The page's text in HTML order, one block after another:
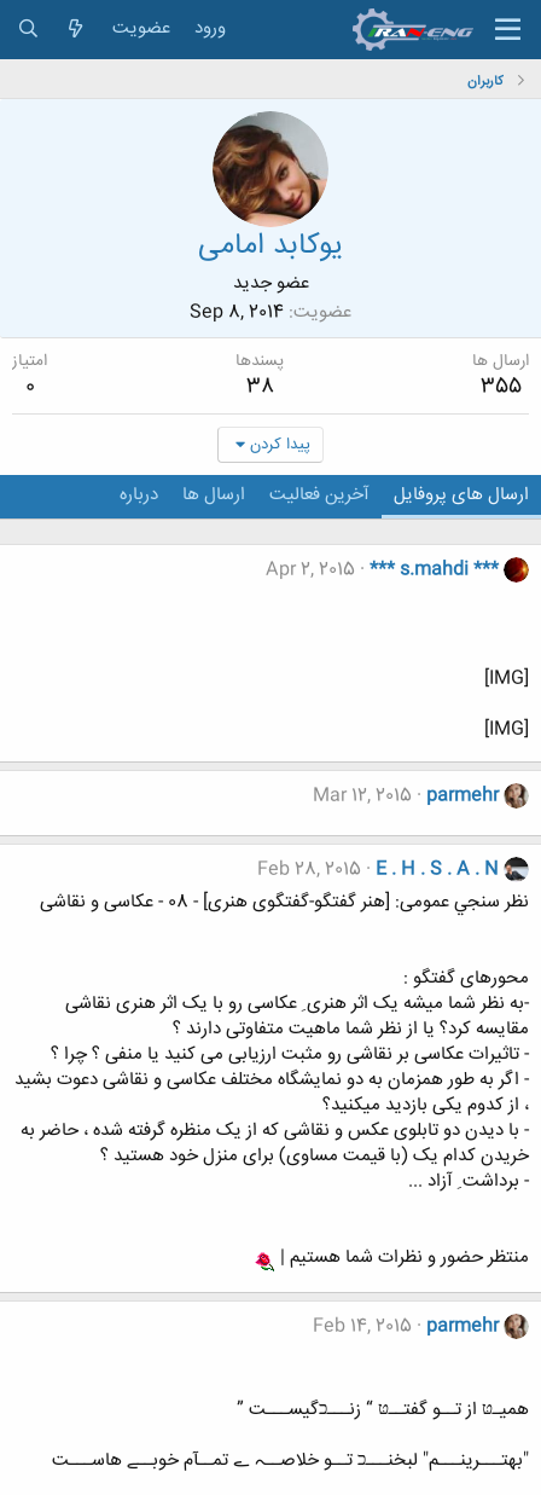
ورود عضویت
کاربران
یوکابد امامی
عضو جدید
عضویت Sep 8, 2014
ارسال ها
355
پسندها
38
امتیاز
0
پیدا کردن
ارسال های پروفایل آخرین فعالیت ارسال ها درباره
*** s.mahdi ***
Apr 2, 2015
[IMG]
[IMG]
parmehr
Mar 12, 2015
E . H . S . A . N
Feb 28, 2015
نظر سنجي عمومی: [هنر گفتگو-گفتگوی هنری] - 08 - عکاسی و نقاشی
محورهای گفتگو :
-به نظر شما میشه یک اثر هنری ِ عکاسی رو با یک اثر هنری نقاشی
مقایسه کرد؟ یا از نظر شما ماهیت متفاوتی دارند ؟
- تاثیرات عکاسی بر نقاشی رو مثبت ارزیابی می کنید یا منفی ؟ چرا ؟
- اگر به طور همزمان به دو نمایشگاه مختلف عکاسی و نقاشی دعوت بشید
، از کدوم یکی بازدید میکنید؟
- با دیدن دو تابلوی عکس و نقاشی که از یک منظره گرفته شده ، حاضر به
خریدن کدام یک (با قیمت مساوی) برای منزل خود هستید ؟
- برداشت ِ آزاد ...
منتظر حضور و نظرات شما هستیم |
parmehr
Feb 14, 2015
همیـטּ از تــو گفتــטּ “ زنـــכگیســـت ”
"بهتـــرینـــم" لبخنـــכ تــو خلاصــہ ے تمــآم خوبــے هاســـت